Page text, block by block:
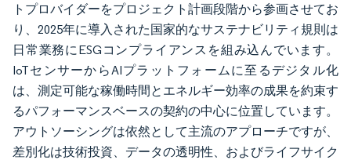
トプロバイダーをプロジェクト計画段階から参画させてお
り、2025年に導入された国家的なサステナビリティ規則は
日常業務にESGコンプライアンスを組み込んでいます。
IoTセンサーからAIプラットフォームに至るデジタル化
は、測定可能な稼働時間とエネルギー効率の成果を約束す
るパフォーマンスベースの契約の中心に位置しています。
アウトソーシングは依然として主流のアプローチですが、
差別化は技術投資、データの透明性、およびライフサイク